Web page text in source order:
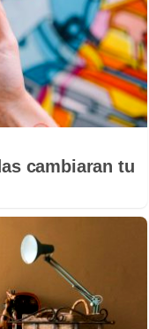
cambiaran tu